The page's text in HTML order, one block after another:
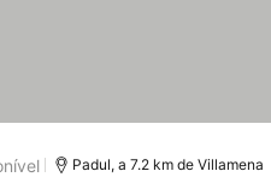
preços
Padul, a 7.2 km de Villamena